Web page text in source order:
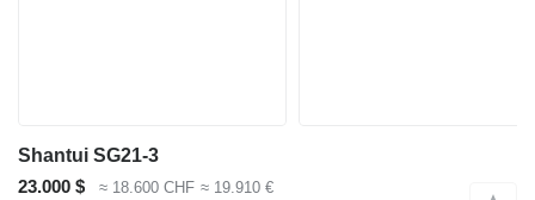
Shantui SG21-3
23.000 $
≈ 18.600 CHF ≈ 19.910 €